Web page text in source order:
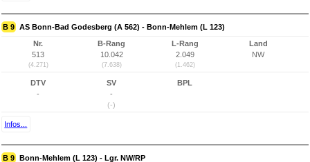
B 9 AS Bonn-Bad Godesberg (A 562) - Bonn-Mehlem (L 123)
Nr.
513
(4.271)
B-Rang
10.042
(7.638)
L-Rang
2.049
(1.462)
Land
NW
DTV
-
SV
-
(-)
BPL
Infos...
B 9 Bonn-Mehlem (L 123) - Lgr. NW/RP